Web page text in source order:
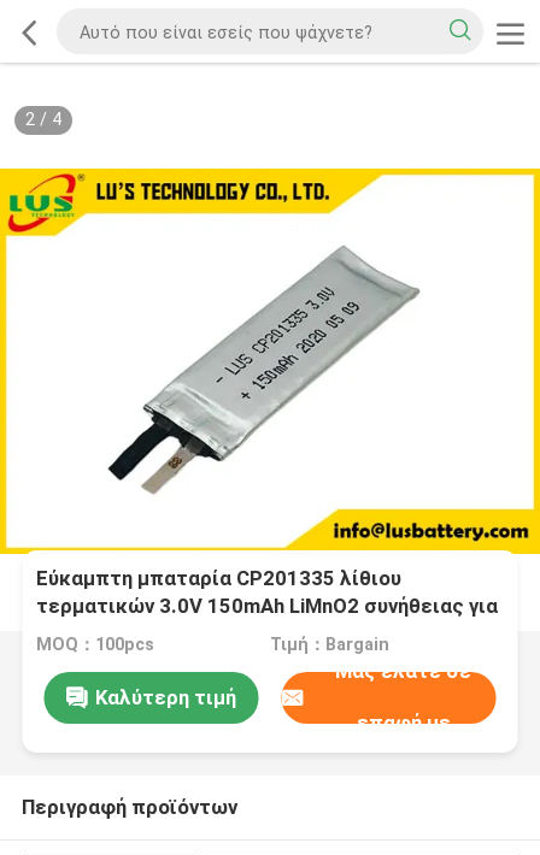
2/ 4
Εύκαμπτη μπαταρία CP201335 λίθιου
τερματικών 3.0V 150mAh LiMnO2 συνήθειας για
τις ετικέττες
MOQ：100pcs Τιμή：Bargain
Καλύτερη τιμή
Μας ελάτε σε
επαφή με
Περιγραφή προϊόντων